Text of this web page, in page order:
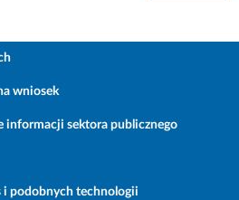
wniosek
informacji sektora publicznego
i podobnych technologii